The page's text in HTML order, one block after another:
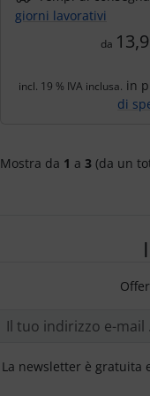
giorni lavorativi
da
incl. 19 % IVA inclusa. in
di
Mostra da 1 a 3 (da un
La newsletter è gratuita